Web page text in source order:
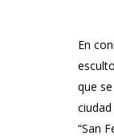
En
que
“San